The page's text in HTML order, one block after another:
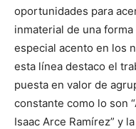
oportunidades para
inmaterial de una
especial acento en los
esta línea destaco el
puesta en valor de
constante como lo son
Isaac Arce Ramírez” y